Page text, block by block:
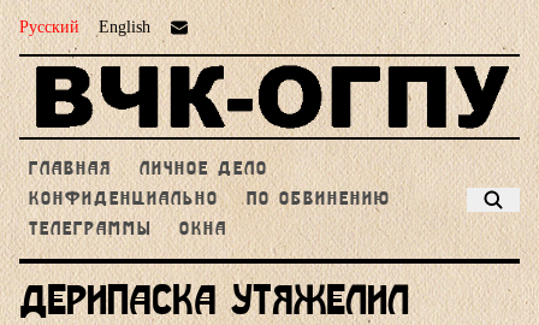
Русский English
ГЛАВНАЯ
ЛИЧНОЕ ДЕЛО
КОНФИДЕНЦИАЛЬНО
ПО ОБВИНЕНИЮ
ТЕЛЕГРАММЫ
ОКНА
Дерипаска утяжелил